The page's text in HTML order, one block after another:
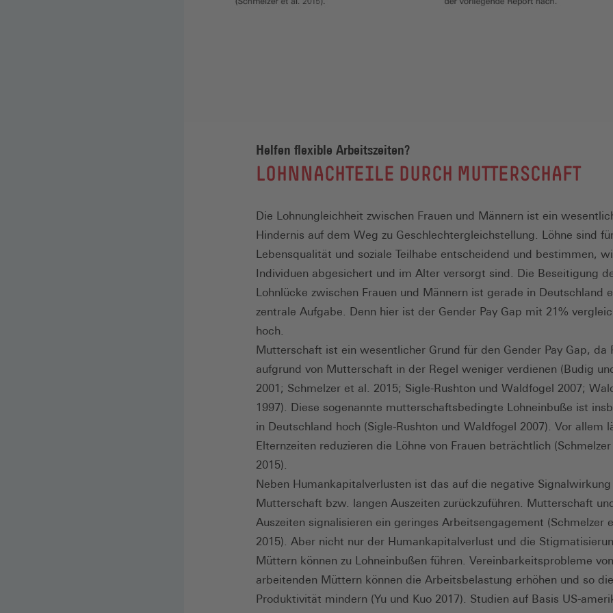
Helfen flexible Arbeitszeiten?
:
LOHNNACHTEILE DURCH MUTTERSCHAFT
Die Lohnungleichheit zwischen Frauen und Männern ist ein
Hindernis auf dem Weg zu Geschlechtergleichstellung. Löhne sind
Lebensqualität und soziale Teilhabe entscheidend und bestimmen,
Individuen abgesichert und im Alter versorgt sind. Die Beseitigung
Lohnlücke zwischen Frauen und Männern ist gerade in Deutschland
zentrale Aufgabe. Denn hier ist der Gender Pay Gap mit 21%
hoch.
Mutterschaft ist ein wesentlicher Grund für den Gender Pay Gap, da
aufgrund von Mutterschaft in der Regel weniger verdienen (Budig
2001; Schmelzer et al. 2015; Sigle-Rushton und Waldfogel 2007;
1997). Diese sogenannte mutterschaftsbedingte Lohneinbuße ist
in Deutschland hoch (Sigle-Rushton und Waldfogel 2007). Vor allem
Elternzeiten reduzieren die Löhne von Frauen beträchtlich
2015).
Neben Humankapitalverlusten ist das auf die negative Signalwirkung
Mutterschaft bzw. langen Auszeiten zurückzuführen. Mutterschaft
Auszeiten signalisieren ein geringes Arbeitsengagement (Schmelzer
2015). Aber nicht nur der Humankapitalverlust und die
Müttern können zu Lohneinbußen führen. Vereinbarkeitsprobleme von
arbeitenden Müttern können die Arbeitsbelastung erhöhen und so die
Produktivität mindern (Yu und Kuo 2017). Studien auf Basis US-